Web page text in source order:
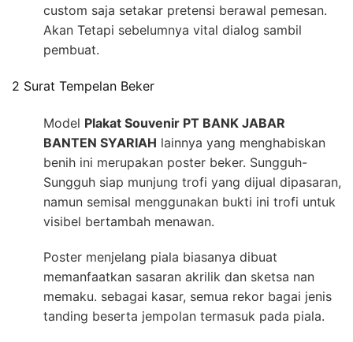
custom saja setakar pretensi berawal pemesan.
Akan Tetapi sebelumnya vital dialog sambil
pembuat.
2 Surat Tempelan Beker
Model Plakat Souvenir PT BANK JABAR
BANTEN SYARIAH lainnya yang menghabiskan
benih ini merupakan poster beker. Sungguh-
Sungguh siap munjung trofi yang dijual dipasaran,
namun semisal menggunakan bukti ini trofi untuk
visibel bertambah menawan.
Poster menjelang piala biasanya dibuat
memanfaatkan sasaran akrilik dan sketsa nan
memaku. sebagai kasar, semua rekor bagai jenis
tanding beserta jempolan termasuk pada piala.